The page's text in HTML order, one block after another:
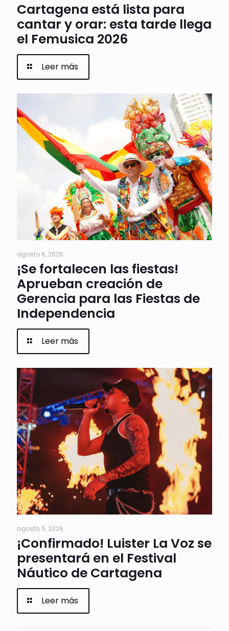
Cartagena está lista para
cantar y orar: esta tarde llega
el Femusica 2026
Leer más
agosto 6, 2026
¡Se fortalecen las fiestas!
Aprueban creación de
Gerencia para las Fiestas de
Independencia
Leer más
agosto 5, 2026
¡Confirmado! Luister La Voz se
presentará en el Festival
Náutico de Cartagena
Leer más